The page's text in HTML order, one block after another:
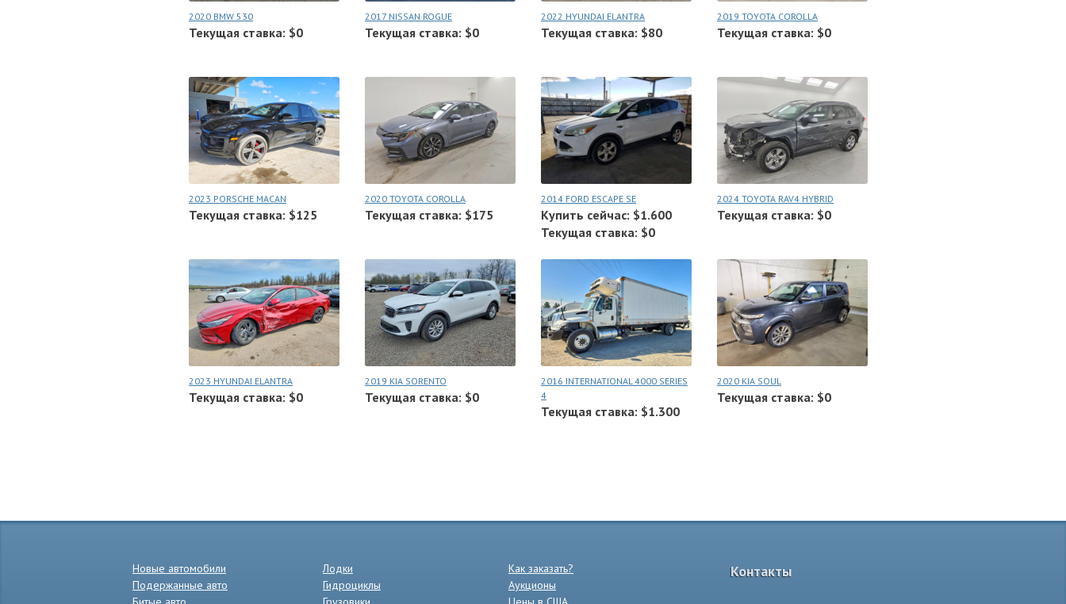
2020 BMW 530
Текущая ставка: $0
2017 NISSAN ROGUE
Текущая ставка: $0
2022 HYUNDAI ELANTRA
Текущая ставка: $80
2019 TOYOTA COROLLA
Текущая ставка: $0
2023 PORSCHE MACAN
Текущая ставка: $125
2020 TOYOTA COROLLA
Текущая ставка: $175
2014 FORD ESCAPE SE
Купить сейчас: $1.600
Текущая ставка: $0
2024 TOYOTA RAV4 HYBRID
Текущая ставка: $0
2023 HYUNDAI ELANTRA
Текущая ставка: $0
2019 KIA SORENTO
Текущая ставка: $0
2016 INTERNATIONAL 4000 SERIES
4
Текущая ставка: $1.300
2020 KIA SOUL
Текущая ставка: $0
Новые автомобили
Подержанные авто
Лодки
Гидроциклы
Как заказать?
Аукционы
Контакты